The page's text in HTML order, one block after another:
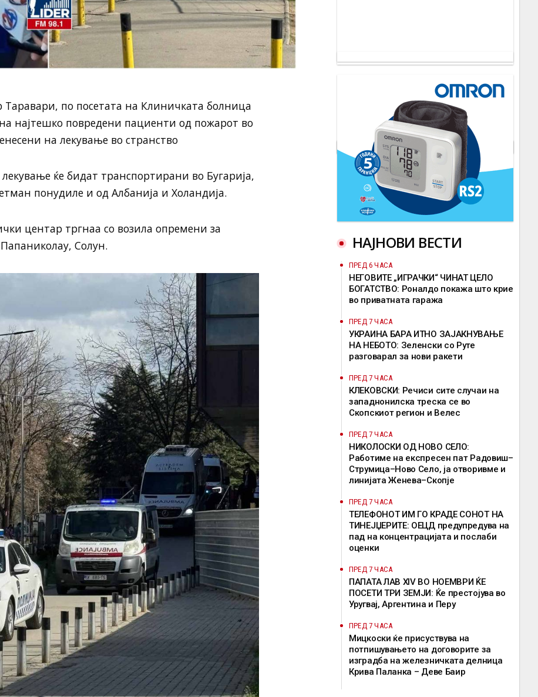
Таравари, по посетата на Клиничката болница
најтешко повредени пациенти од пожарот во
на лекување во странство
ќе бидат транспортирани во Бугарија,
понудиле и од Албанија и Холандија.
центар тргнаа со возила опремени за
Солун.
НАЈНОВИ ВЕСТИ
ПРЕД 6 ЧАСА
НЕГОВИТЕ „ИГРАЧКИ“ ЧИНАТ ЦЕЛО
БОГАТСТВО: Роналдо покажа што крие
во приватната гаража
ПРЕД 7 ЧАСА
УКРАИНА БАРА ИТНО ЗАЈАКНУВАЊЕ
НА НЕБОТО: Зеленски со Руте
разговарал за нови ракети
ПРЕД 7 ЧАСА
КЛЕКОВСКИ: Речиси сите случаи на
западнонилска треска се во
Скопскиот регион и Велес
ПРЕД 7 ЧАСА
НИКОЛОСКИ ОД НОВО СЕЛО:
Работиме на експресен пат Радовиш–
Струмица–Ново Село, ја отворивме и
линијата Женева–Скопје
ПРЕД 7 ЧАСА
ТЕЛЕФОНОТ ИМ ГО КРАДЕ СОНОТ НА
ТИНЕЈЏЕРИТЕ: ОЕЦД предупредува на
пад на концентрацијата и послаби
оценки
ПРЕД 7 ЧАСА
ПАПАТА ЛАВ XIV ВО НОЕМВРИ ЌЕ
ПОСЕТИ ТРИ ЗЕМЈИ: Ќе престојува во
Уругвај, Аргентина и Перу
ПРЕД 7 ЧАСА
Мицкоски ќе присуствува на
потпишувањето на договорите за
изградба на железничката делница
Крива Паланка – Деве Баир